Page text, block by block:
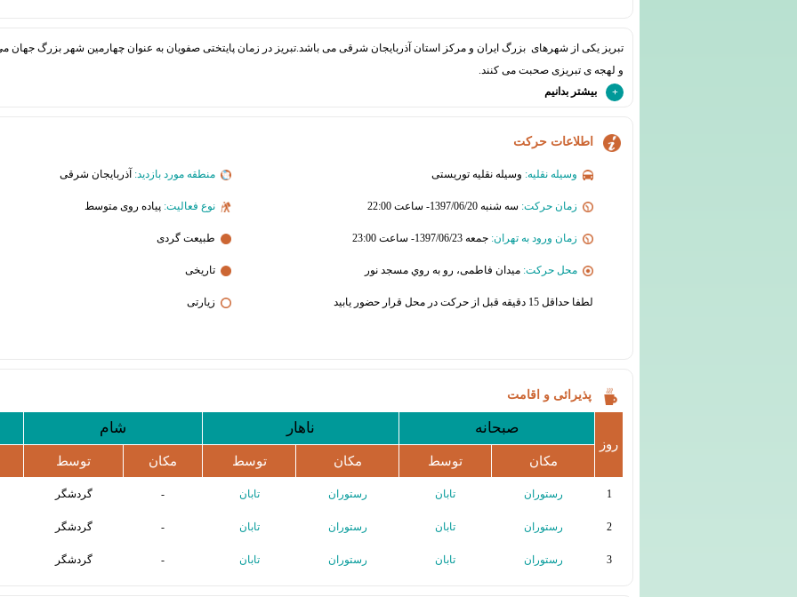
تبریز یکی از شهرهای بزرگ ایران و مرکز استان آذربایجان شرقی می باشد.تبریز در زمان پایتختی صفویان به عنوان چهارمین شهر بزرگ جهان می
و لهجه ی تبریزی صحبت می کنند.
بیشتر بدانیم
اطلاعات حرکت
وسیله نقلیه: وسیله نقلیه توریستی
زمان حرکت: سه شنبه 1397/06/20- ساعت 22:00
زمان ورود به تهران: جمعه 1397/06/23- ساعت 23:00
محل حرکت: میدان فاطمی، رو به روي مسجد نور
لطفا حداقل 15 دقیقه قبل از حرکت در محل قرار حضور یابید
منطقه مورد بازدید: آذربایجان شرقی
نوع فعالیت: پیاده روی متوسط
طبیعت گردی
تاریخی
زیارتی
پذیرائی و اقامت
روز
صبحانه ناهار شام
مکان توسط مکان توسط مکان توسط
1 رستوران تابان رستوران تابان - گردشگر
2 رستوران تابان رستوران تابان - گردشگر
3 رستوران تابان رستوران تابان - گردشگر